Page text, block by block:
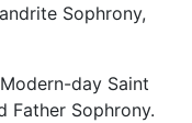
Sophrony,
day Saint
Father Sophrony.